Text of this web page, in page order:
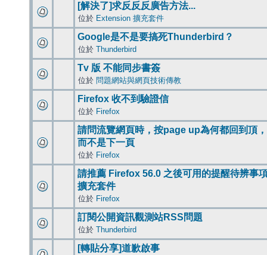
[解決了]求反反反廣告方法...
位於 Extension 擴充套件
Google是不是要搞死Thunderbird？
位於 Thunderbird
Tv 版 不能同步書簽
位於 問題網站與網頁技術傳教
Firefox 收不到驗證信
位於 Firefox
請問流覽網頁時，按page up為何都回到頂，
而不是下一頁
位於 Firefox
請推薦 Firefox 56.0 之後可用的提醒待辨事
擴充套件
位於 Firefox
訂閱公開資訊觀測站RSS問題
位於 Thunderbird
[轉貼分享]道歉啟事